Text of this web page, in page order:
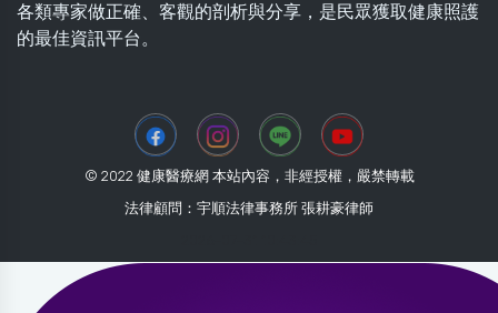
各類專家做正確、客觀的剖析與分享，是民眾獲取健康照護
的最佳資訊平台。
© 2022 健康醫療網 本站內容，非經授權，嚴禁轉載
法律顧問：宇順法律事務所 張耕豪律師